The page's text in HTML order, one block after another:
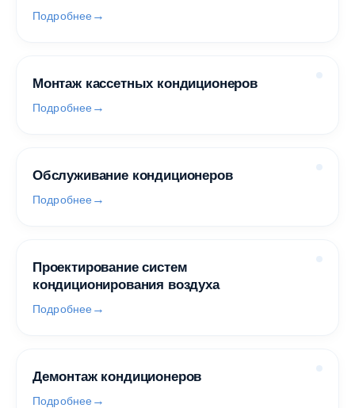
Подробнее
Монтаж кассетных кондиционеров
Подробнее
Обслуживание кондиционеров
Подробнее
Проектирование систем
кондиционирования воздуха
Подробнее
Демонтаж кондиционеров
Подробнее